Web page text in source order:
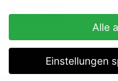
Alle
Einstellungen